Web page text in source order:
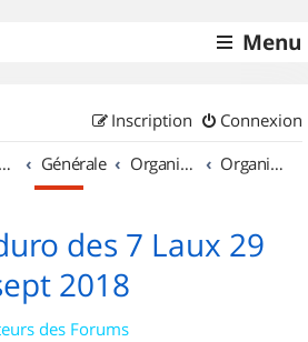
Menu
Connexion
Inscription
forum Générale Organisation de sorties & Recherche de partenaires Organisation de sorties en région Rhône Alpes
des 7 Laux 29
2018
des Forums